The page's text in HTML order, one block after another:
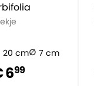
20 cm 7 cm
699